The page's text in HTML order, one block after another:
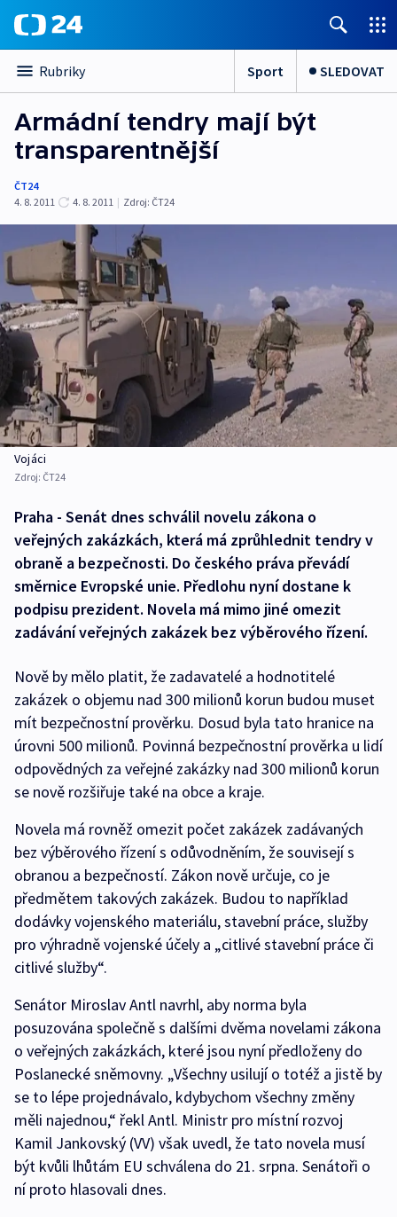
Rubriky Sport SLEDOVAT
Armádní tendry mají být
transparentnější
ČT24
4. 8. 2011
4. 8. 2011 | Zdroj: ČT24
Vojáci
Zdroj: ČT24
Praha - Senát dnes schválil novelu zákona o
veřejných zakázkách, která má zprůhlednit tendry v
obraně a bezpečnosti. Do českého práva převádí
směrnice Evropské unie. Předlohu nyní dostane k
podpisu prezident. Novela má mimo jiné omezit
zadávání veřejných zakázek bez výběrového řízení.
Nově by mělo platit, že zadavatelé a hodnotitelé
zakázek o objemu nad 300 milionů korun budou muset
mít bezpečnostní prověrku. Dosud byla tato hranice na
úrovni 500 milionů. Povinná bezpečnostní prověrka u lidí
odpovědných za veřejné zakázky nad 300 milionů korun
se nově rozšiřuje také na obce a kraje.
Novela má rovněž omezit počet zakázek zadávaných
bez výběrového řízení s odůvodněním, že souvisejí s
obranou a bezpečností. Zákon nově určuje, co je
předmětem takových zakázek. Budou to například
dodávky vojenského materiálu, stavební práce, služby
pro výhradně vojenské účely a „citlivé stavební práce či
citlivé služby“.
Senátor Miroslav Antl navrhl, aby norma byla
posuzována společně s dalšími dvěma novelami zákona
o veřejných zakázkách, které jsou nyní předloženy do
Poslanecké sněmovny. „Všechny usilují o totéž a jistě by
se to lépe projednávalo, kdybychom všechny změny
měli najednou,“ řekl Antl. Ministr pro místní rozvoj
Kamil Jankovský (VV) však uvedl, že tato novela musí
být kvůli lhůtám EU schválena do 21. srpna. Senátoři o
ní proto hlasovali dnes.